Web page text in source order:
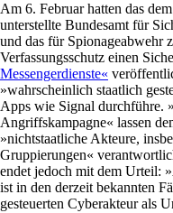
Am 6. Februar hatten das
unterstellte Bundesamt für
und das für Spionageabwehr
Verfassungsschutz einen
Messengerdienste«
»wahrscheinlich staatlich
Apps wie Signal durchführe.
Angriffskampagne« lassen
»nichtstaatliche Akteure,
Gruppierungen«
endet jedoch mit dem Urteil:
ist in den derzeit bekannten
gesteuerten Cyberakteur als